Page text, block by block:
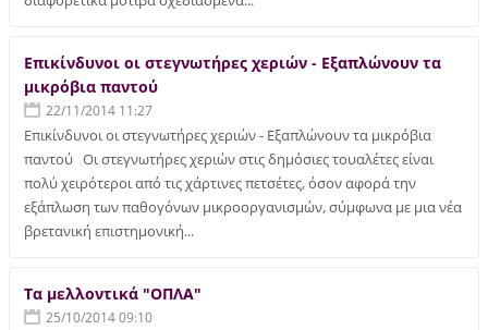
Επικίνδυνοι οι στεγνωτήρες χεριών - Εξαπλώνουν τα
μικρόβια παντού
22/11/2014 11:27
Επικίνδυνοι οι στεγνωτήρες χεριών - Εξαπλώνουν τα μικρόβια
παντού Οι στεγνωτήρες χεριών στις δημόσιες τουαλέτες είναι
πολύ χειρότεροι από τις χάρτινες πετσέτες, όσον αφορά την
εξάπλωση των παθογόνων μικροοργανισμών, σύμφωνα με μια νέα
βρετανική επιστημονική...
Τα μελλοντικά "ΟΠΛΑ"
25/10/2014 09:10